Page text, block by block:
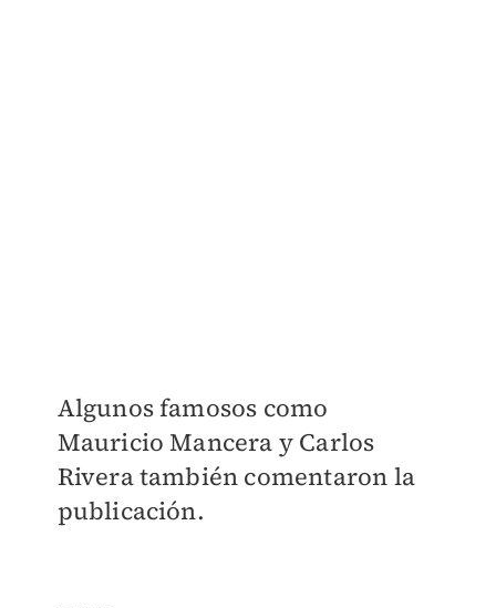
Algunos famosos como
Mauricio Mancera y Carlos
Rivera también comentaron la
publicación.